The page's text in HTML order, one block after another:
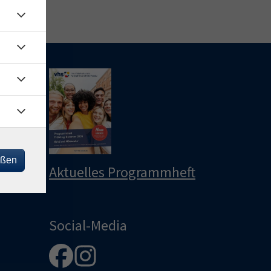
Aktuelles Programmheft
Social-Media